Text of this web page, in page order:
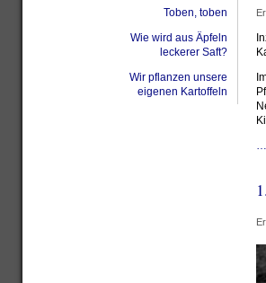
…
Toben, toben
Wie wird aus Äpfeln
leckerer Saft?
Wir pflanzen unsere
eigenen Kartoffeln